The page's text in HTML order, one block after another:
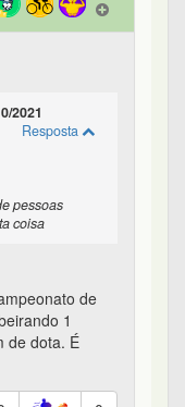
2021
Resposta
pessoas
coisa
de
1
de dota. É